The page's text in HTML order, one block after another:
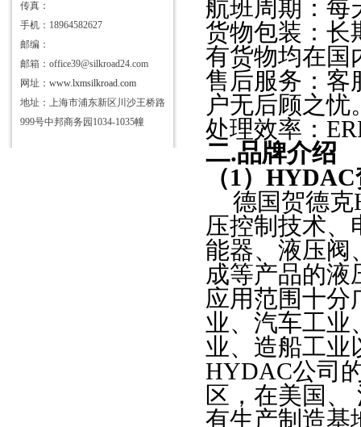
传真：
手机：18964582627
邮编：
邮箱：office39@silkroad24.com
网址： www.lxmsilkroad.com
地址：上海市浦东新区川沙王桥路
999号中邦商务园1034-1035幢
航班周期：每
货物包装：长
有货物均在国
售后服务：客
户无后顾之忧
处理效率：
二.品牌介绍
（1） HYDAC
德国贺德克
压控制技术、
能器、液压阀
成等产品的液
应用范围十分
业、汽车工业
业、造船工业
HYDAC公司
区，在美国
有生产制造基